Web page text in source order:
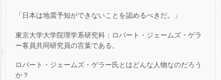
「日本は地震予知ができないことを認めるべきだ。」
東京大学大学院理学系研究科：ロバート・ジェームズ・ゲラ
ー客員共同研究員の言葉である。
ロバート・ジェームズ・ゲラー氏とはどんな人物なのだろう
か？